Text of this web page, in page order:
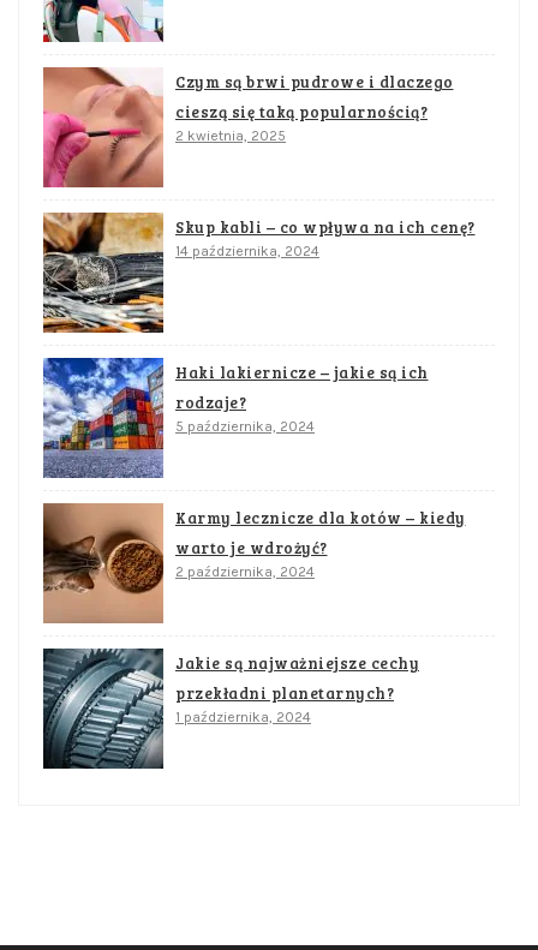
Czym są brwi pudrowe i dlaczego
cieszą się taką popularnością?
2 kwietnia, 2025
Skup kabli – co wpływa na ich cenę?
14 października, 2024
Haki lakiernicze – jakie są ich
rodzaje?
5 października, 2024
Karmy lecznicze dla kotów – kiedy
warto je wdrożyć?
2 października, 2024
Jakie są najważniejsze cechy
przekładni planetarnych?
1 października, 2024